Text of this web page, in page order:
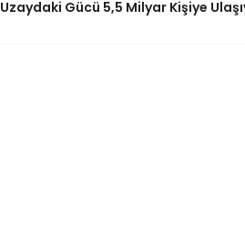
Uzaydaki Gücü 5,5 Milyar Kişiye